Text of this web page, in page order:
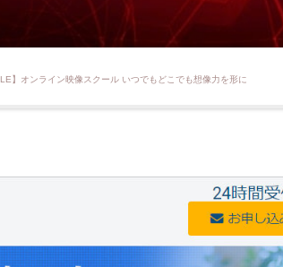
】オンライン映像スクール いつでもどこでも想像力を形に